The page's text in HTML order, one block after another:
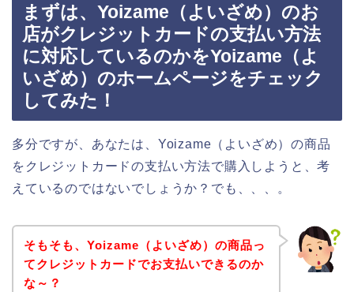
まずは、Yoizame（よいざめ）のお
店がクレジットカードの支払い方法
に対応しているのかをYoizame（よ
いざめ）のホームページをチェック
してみた！
多分ですが、あなたは、Yoizame（よいざめ）の商品
をクレジットカードの支払い方法で購入しようと、考
えているのではないでしょうか？でも、、、。
そもそも、Yoizame（よいざめ）の商品っ
てクレジットカードでお支払いできるのか
な～？